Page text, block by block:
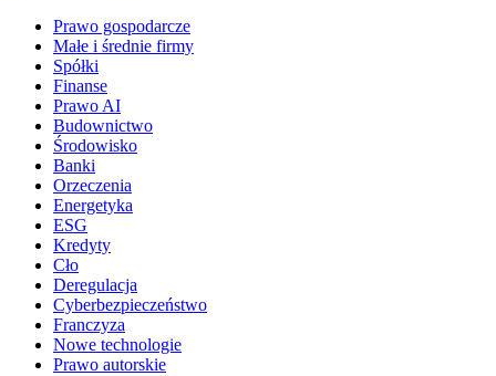
Prawo gospodarcze
Małe i średnie firmy
Spółki
Finanse
Prawo AI
Budownictwo
Środowisko
Banki
Orzeczenia
Energetyka
ESG
Kredyty
Cło
Deregulacja
Cyberbezpieczeństwo
Franczyza
Nowe technologie
Prawo autorskie